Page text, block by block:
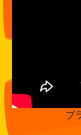
ブ